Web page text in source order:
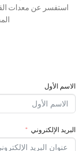
استفسر عن معدات
الاسم الأول
البريد الإلكتروني